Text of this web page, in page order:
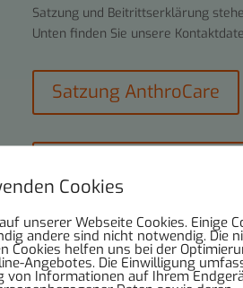
Satzung und Beitrittserklärung
Unten finden Sie unsere
Satzung AnthroCare
Cookies
unserer Webseite Cookies. Einige
andere sind nicht notwendig. Die
Cookies helfen uns bei der
Angebotes. Die Einwilligung
von Informationen auf Ihrem